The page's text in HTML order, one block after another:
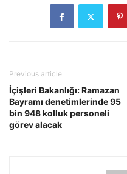
Previous article
İçişleri Bakanlığı: Ramazan
Bayramı denetimlerinde 95
bin 948 kolluk personeli
görev alacak